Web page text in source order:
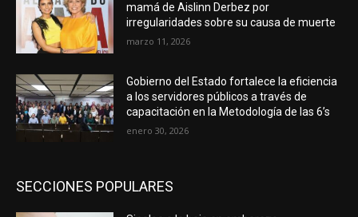
mamá de Aislinn Derbez por
irregularidades sobre su causa de muerte
marzo 11, 2026
Gobierno del Estado fortalece la eficiencia
a los servidores públicos a través de
capacitación en la Metodología de las 6’s
enero 30, 2026
SECCIONES POPULARES